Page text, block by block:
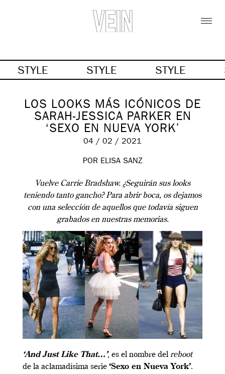
STYLE STYLE STYLE
LOS LOOKS MÁS ICÓNICOS DE
SARAH-JESSICA PARKER EN
‘SEXO EN NUEVA YORK’
04 / 02 / 2021
POR ELISA SANZ
Vuelve Carrie Bradshaw. ¿Seguirán sus looks
teniendo tanto gancho? Para abrir boca, os dejamos
con una selección de aquellos que todavía siguen
grabados en nuestras memorias.
‘And Just Like That…’, es el nombre del reboot
de la aclamadísima serie ‘Sexo en Nueva York’.